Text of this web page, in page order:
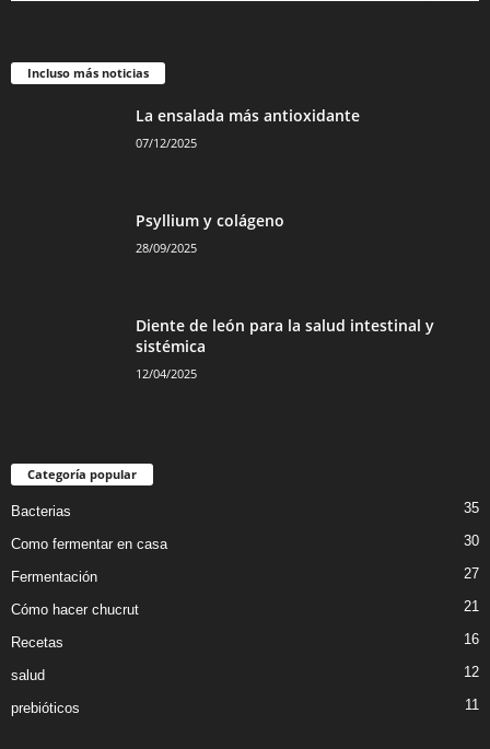
Incluso más noticias
La ensalada más antioxidante
07/12/2025
Psyllium y colágeno
28/09/2025
Diente de león para la salud intestinal y
sistémica
12/04/2025
Categoría popular
Bacterias 35
Como fermentar en casa 30
Fermentación 27
Cómo hacer chucrut 21
Recetas 16
salud 12
prebióticos 11